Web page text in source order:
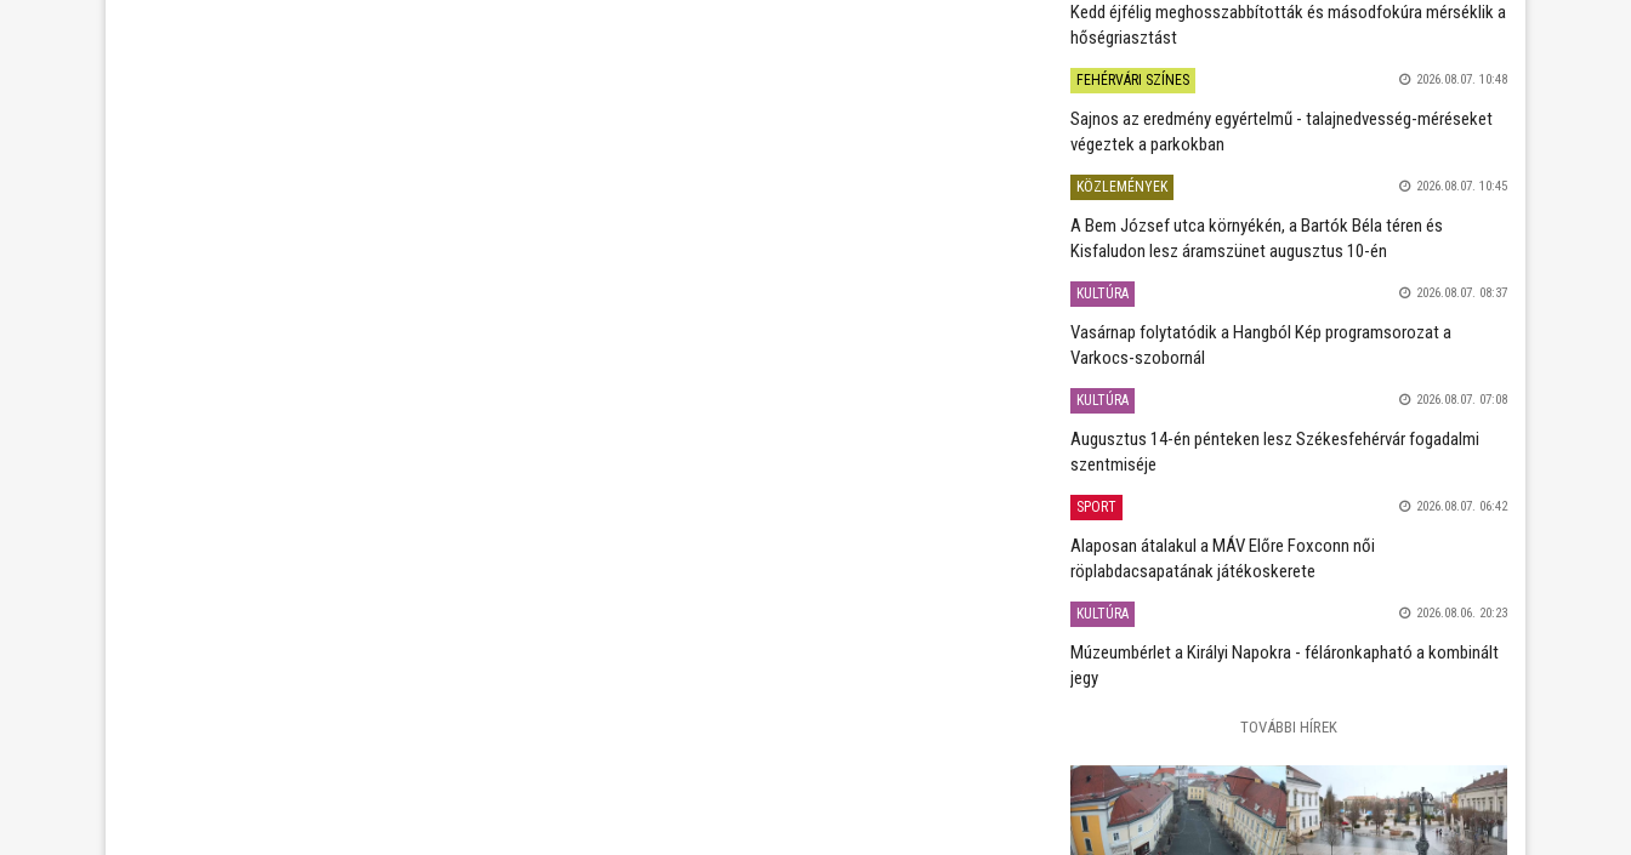
Kedd éjfélig meghosszabbították és másodfokúra mérséklik a
hőségriasztást
FEHÉRVÁRI SZÍNES 2026.08.07. 10:48
Sajnos az eredmény egyértelmű - talajnedvesség-méréseket
végeztek a parkokban
KÖZLEMÉNYEK 2026.08.07. 10:45
A Bem József utca környékén, a Bartók Béla téren és
Kisfaludon lesz áramszünet augusztus 10-én
KULTÚRA 2026.08.07. 08:37
Vasárnap folytatódik a Hangból Kép programsorozat a
Varkocs-szobornál
KULTÚRA 2026.08.07. 07:08
Augusztus 14-én pénteken lesz Székesfehérvár fogadalmi
szentmiséje
SPORT 2026.08.07. 06:42
Alaposan átalakul a MÁV Előre Foxconn női
röplabdacsapatának játékoskerete
KULTÚRA 2026.08.06. 20:23
Múzeumbérlet a Királyi Napokra - féláronkapható a kombinált
jegy
TOVÁBBI HÍREK